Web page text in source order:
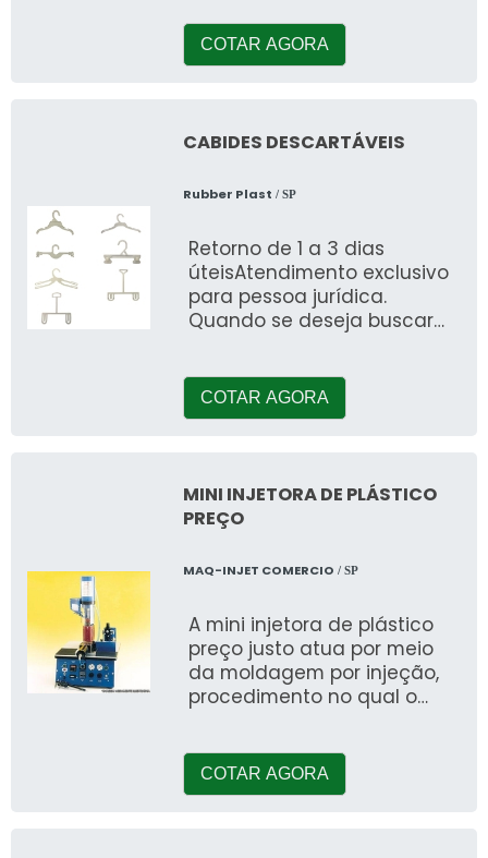
comercializ
COTAR AGORA
CABIDES DESCARTÁVEIS
Rubber Plast / SP
Retorno de 1 a 3 dias
úteisAtendimento exclusivo
para pessoa jurídica.
Quando se deseja buscar
empresa
COTAR AGORA
MINI INJETORA DE PLÁSTICO
PREÇO
MAQ-INJET COMERCIO / SP
A mini injetora de plástico
preço justo atua por meio
da moldagem por injeção,
procedimento no qual o
COTAR AGORA